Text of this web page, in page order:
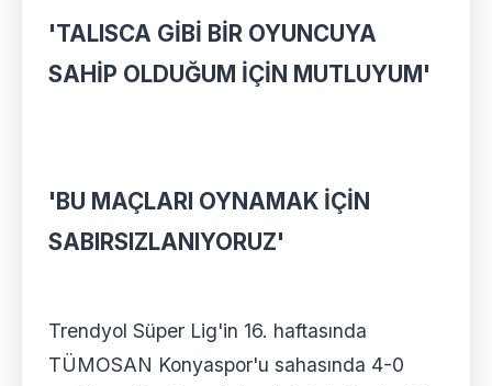
'TALISCA GİBİ BİR OYUNCUYA
SAHİP OLDUĞUM İÇİN MUTLUYUM'
'BU MAÇLARI OYNAMAK İÇİN
SABIRSIZLANIYORUZ'
Trendyol Süper Lig'in 16. haftasında
TÜMOSAN Konyaspor'u sahasında 4-0